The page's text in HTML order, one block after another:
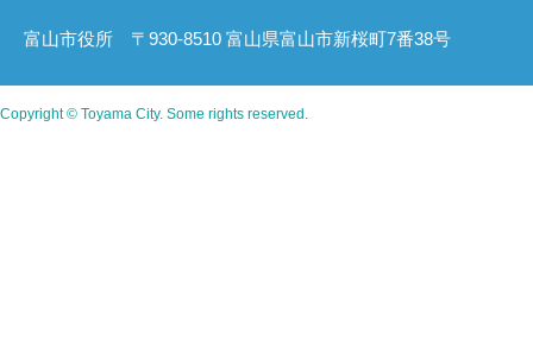
富山市役所 〒930-8510 富山県富山市新桜町7番38号
Copyright © Toyama City. Some rights reserved.